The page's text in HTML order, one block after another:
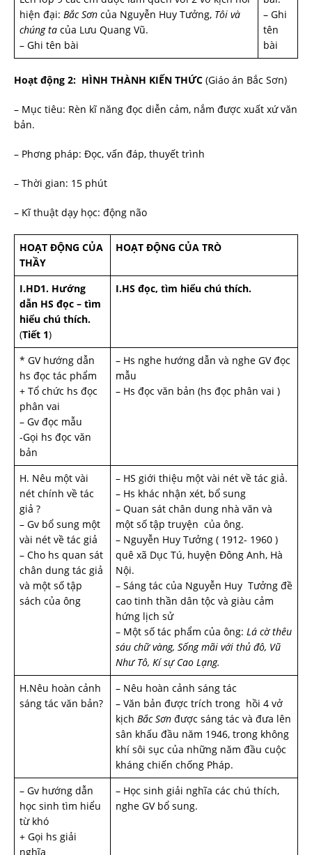
hiện đại: Bắc Sơn của Nguyễn Huy T­ưởng, Tôi và
chúng ta của Lưu Quang Vũ.
– Ghi tên bài
– Ghi
tên
bài
Hoạt động 2: HÌNH THÀNH KIẾN THỨC (Giáo án Bắc Sơn)
– Mục tiêu: Rèn kĩ năng đọc diễn cảm, nắm đ­ược xuất xứ văn
bản.
– Ph­ơng pháp: Đọc, vấn đáp, thuyết trình
– Thời gian: 15 phút
– Kĩ thuật dạy học: động não
HOẠT ĐỘNG CỦA
THẦY
HOẠT ĐỘNG CỦA TRÒ
I.HD1. Hư­ớng
dẫn HS đọc – tìm
hiểu chú thích.
(Tiết 1)
I.HS đọc, tìm hiểu chú thích.
* GV h­ướng dẫn
hs đọc tác phẩm
+ Tổ chức hs đọc
phân vai
– Gv đọc mẫu
-Gọi hs đọc văn
bản
– Hs nghe h­ướng dẫn và nghe GV đọc
mẫu
– Hs đọc văn bản (hs đọc phân vai )
H. Nêu một vài
nét chính về tác
giả ?
– Gv bổ sung một
vài nét về tác giả
– Cho hs quan sát
chân dung tác giả
và một số tập
sách của ông
– HS giới thiệu một vài nét về tác giả.
– Hs khác nhận xét, bổ sung
– Quan sát chân dung nhà văn và
một số tập truyện của ông.
– Nguyễn Huy T­ưởng ( 1912- 1960 )
quê xã Dục Tú, huyện Đông Anh, Hà
Nội.
– Sáng tác của Nguyễn Huy Tư­ởng đề
cao tinh thần dân tộc và giàu cảm
hứng lịch sử
– Một số tác phẩm của ông: Lá cờ thêu
sáu chữ vàng, Sống mãi với thủ đô, Vũ
Như Tô, Kí sự Cao Lạng.
H.Nêu hoàn cảnh
sáng tác văn bản?
– Nêu hoàn cảnh sáng tác
– Văn bản được trích trong hồi 4 vở
kịch Bắc Sơn được sáng tác và đưa lên
sân khấu đầu năm 1946, trong không
khí sôi sục của những năm đầu cuộc
kháng chiến chống Pháp.
– Gv hư­ớng dẫn
học sinh tìm hiểu
từ khó
+ Gọi hs giải
nghĩa
– Học sinh giải nghĩa các chú thích,
nghe GV bổ sung.